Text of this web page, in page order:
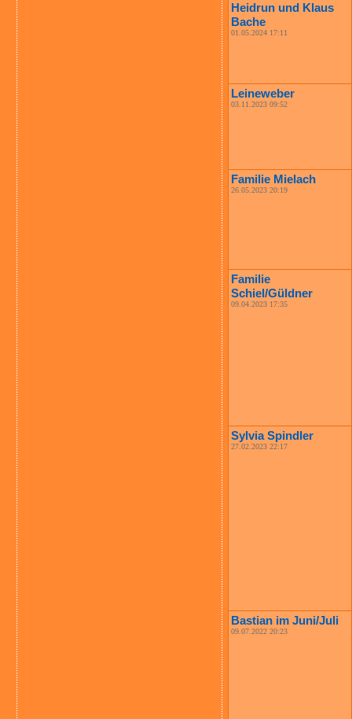
Heidrun und Klaus
Bache
01.05.2024 17:11
Leineweber
03.11.2023 09:52
Familie Mielach
26.05.2023 20:19
Familie
Schiel/Güldner
09.04.2023 17:35
Sylvia Spindler
27.02.2023 22:17
Bastian im Juni/Juli
09.07.2022 20:23